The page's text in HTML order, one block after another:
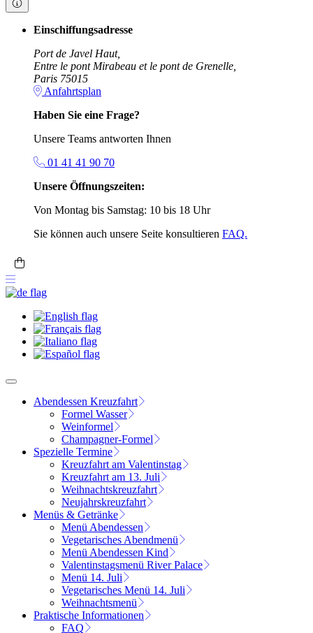
Einschiffungsadresse
Port de Javel Haut,
Entre le pont Mirabeau et le pont de Grenelle,
Paris 75015
Anfahrtsplan
Haben Sie eine Frage?
Unsere Teams antworten Ihnen
01 41 41 90 70
Unsere Öffnungszeiten:
Von Montag bis Samstag: 10 bis 18 Uhr
Sie können auch unsere Seite konsultieren FAQ.
Abendessen Kreuzfahrt
Formel Wasser
Weinformel
Champagner-Formel
Spezielle Termine
Kreuzfahrt am Valentinstag
Kreuzfahrt am 13. Juli
Weihnachtskreuzfahrt
Neujahrskreuzfahrt
Menüs & Getränke
Menü Abendessen
Vegetarisches Abendmenü
Menü Abendessen Kind
Valentinstagsmenü River Palace
Menü 14. Juli
Vegetarisches Menü 14. Juli
Weihnachtsmenü
Praktische Informationen
FAQ